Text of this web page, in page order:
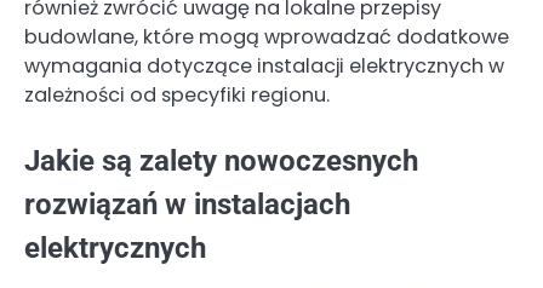
również zwrócić uwagę na lokalne przepisy
budowlane, które mogą wprowadzać dodatkowe
wymagania dotyczące instalacji elektrycznych w
zależności od specyfiki regionu.
Jakie są zalety nowoczesnych
rozwiązań w instalacjach
elektrycznych